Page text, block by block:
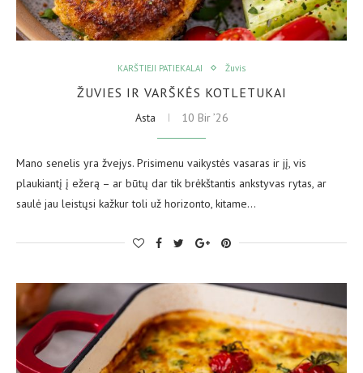
KARŠTIEJI PATIEKALAI Žuvis
ŽUVIES IR VARŠKĖS KOTLETUKAI
Asta 10 Bir ’26
Mano senelis yra žvejys. Prisimenu vaikystės vasaras ir jį, vis
plaukiantį į ežerą – ar būtų dar tik brėkštantis ankstyvas rytas, ar
saulė jau leistųsi kažkur toli už horizonto, kitame…